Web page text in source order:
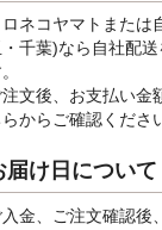
ネコヤマトまたは
千葉)なら自社配
文後、お支払い金
からご確認くださ
届け日について
金、ご注文確認後、